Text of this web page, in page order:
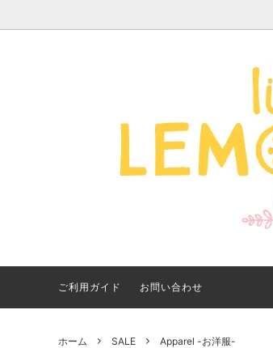
Apparel -アパレル-
サイズで探す
【夏アイテム特集】 2026
年最新！子ども用水着・浮
き輪 アイテム
ご利用ガイド お問い合わせ
ホーム SALE Apparel -お洋服-